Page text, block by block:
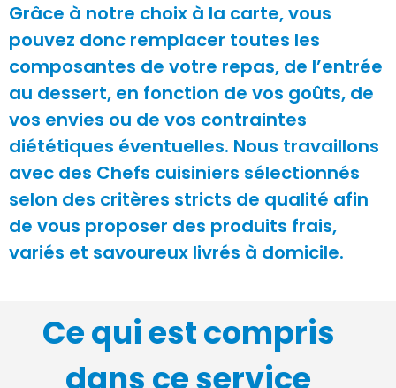
Grâce à notre choix à la carte, vous
pouvez donc remplacer toutes les
composantes de votre repas, de l’entrée
au dessert, en fonction de vos goûts, de
vos envies ou de vos contraintes
diététiques éventuelles. Nous travaillons
avec des Chefs cuisiniers sélectionnés
selon des critères stricts de qualité afin
de vous proposer des produits frais,
variés et savoureux livrés à domicile.
Ce qui est compris
dans ce service